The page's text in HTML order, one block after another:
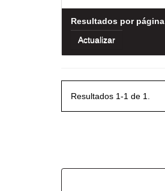
Resultados por página
Resultados 1-1 de 1.